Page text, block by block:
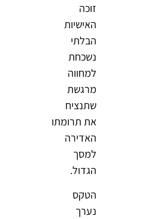
זוכה
האישיות
הבלתי
נשכחת
למחווה
מרגשת
שתנציח
את תרומתו
האדירה
למסך
הגדול.
הטקס
נערך